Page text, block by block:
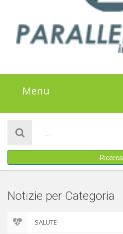
Menu
ATTIVITÀ
IL PROGETTO
Ricerca
Notizie per Categoria
SALUTE